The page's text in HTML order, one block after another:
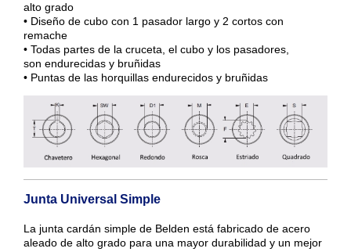
alto grado
• Diseño de cubo con 1 pasador largo y 2 cortos con
remache
• Todas partes de la cruceta, el cubo y los pasadores,
son endurecidas y bruñidas
• Puntas de las horquillas endurecidos y bruñidas
Junta Universal Simple
La junta cardán simple de Belden está fabricado de acero
aleado de alto grado para una mayor durabilidad y un mejor